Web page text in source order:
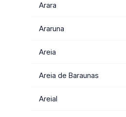
Arara
Araruna
Areia
Areia de Baraunas
Areial